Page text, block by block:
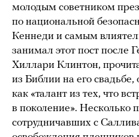
молодым советником
по национальной
Кеннеди и самым
занимал этот пост после
Хиллари Клинтон,
из Библии на его свадьбе,
как «талант из тех, что
в поколение». Несколько
сотрудничавших с